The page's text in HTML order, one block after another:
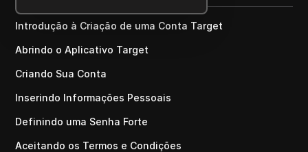
Introdução à Criação de uma Conta Target
Abrindo o Aplicativo Target
Criando Sua Conta
Inserindo Informações Pessoais
Definindo uma Senha Forte
Aceitando os Termos e Condições